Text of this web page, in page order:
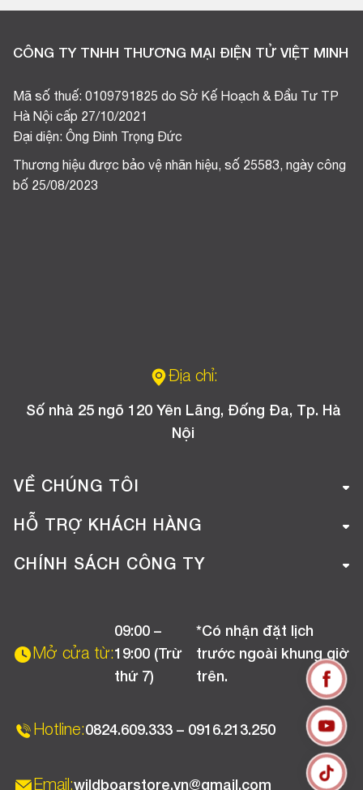
CÔNG TY TNHH THƯƠNG MẠI ĐIỆN TỬ VIỆT MINH
Mã số thuế: 0109791825 do Sở Kế Hoạch & Đầu Tư TP
Hà Nội cấp 27/10/2021
Đại diện: Ông Đinh Trọng Đức
Thương hiệu được bảo vệ nhãn hiệu, số 25583, ngày công
bố 25/08/2023
Địa chỉ:
Số nhà 25 ngõ 120 Yên Lãng, Đống Đa, Tp. Hà
Nội
VỀ CHÚNG TÔI
Giới thiệu công ty
Tuyển dụng
HỖ TRỢ KHÁCH HÀNG
Hướng dẫn mua hàng online
Chương trình khuyến mãi
CHÍNH SÁCH CÔNG TY
Chính sách bảo hành
Mở cửa từ:
09:00 –
19:00 (Trừ
thứ 7)
*Có nhận đặt lịch
trước ngoài khung giờ
trên.
Hotline:0824.609.333 – 0916.213.250
Email:wildboarstore.vn@gmail.com